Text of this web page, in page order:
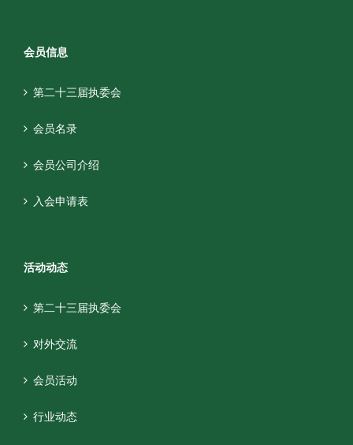
会员信息
第二十三届执委会
会员名录
会员公司介绍
入会申请表
活动动态
第二十三届执委会
对外交流
会员活动
行业动态